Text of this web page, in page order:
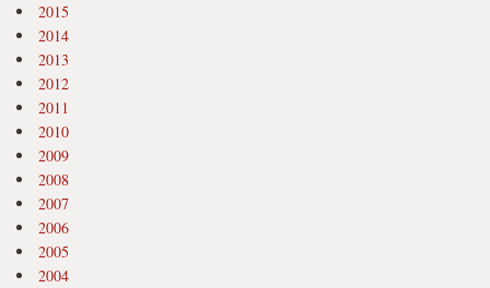
2015
2014
2013
2012
2011
2010
2009
2008
2007
2006
2005
2004